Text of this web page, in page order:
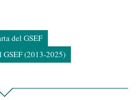
del GSEF
(2013-2025)